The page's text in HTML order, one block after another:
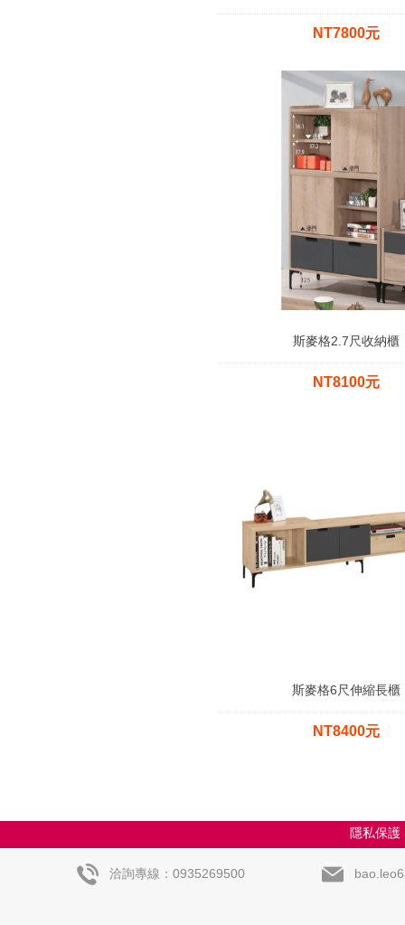
NT7800元
斯麥格2.7尺收納櫃
NT8100元
斯麥格6尺伸縮長櫃
NT8400元
隱私保護
洽詢專線：0935269500